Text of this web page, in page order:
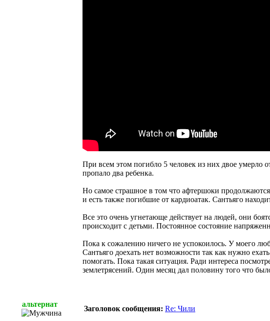
При всем этом погибло 5 человек из них двое умерло
пропало два ребенка.
Но самое страшное в том что афтершоки
и есть также погибшие от кардиоатак. Сантьяго
Все это очень угнетающе действует на людей, они
происходит с детьми. Постоянное состояние
Пока к сожалению ничего не успокоилось. У моего
Сантьяго доехать нет возможности так как нужно
помогать. Пока такая ситуация. Ради интереса
землетрясений. Один месяц дал половину того что
альтернат
Заголовок сообщения: Re: Чили